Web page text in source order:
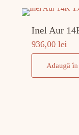
Inel Aur
936,00 lei
Adaugă în